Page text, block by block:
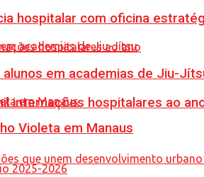
internações hospitalares ao
hospitalar com oficina
em academias de Jiu-
Violeta em Manaus